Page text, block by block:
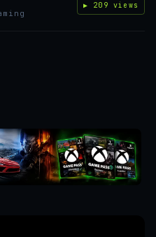
▶ 209 views